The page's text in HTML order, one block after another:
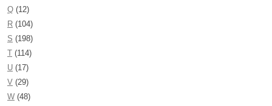
Q (12)
R (104)
S (198)
T (114)
U (17)
V (29)
W (48)